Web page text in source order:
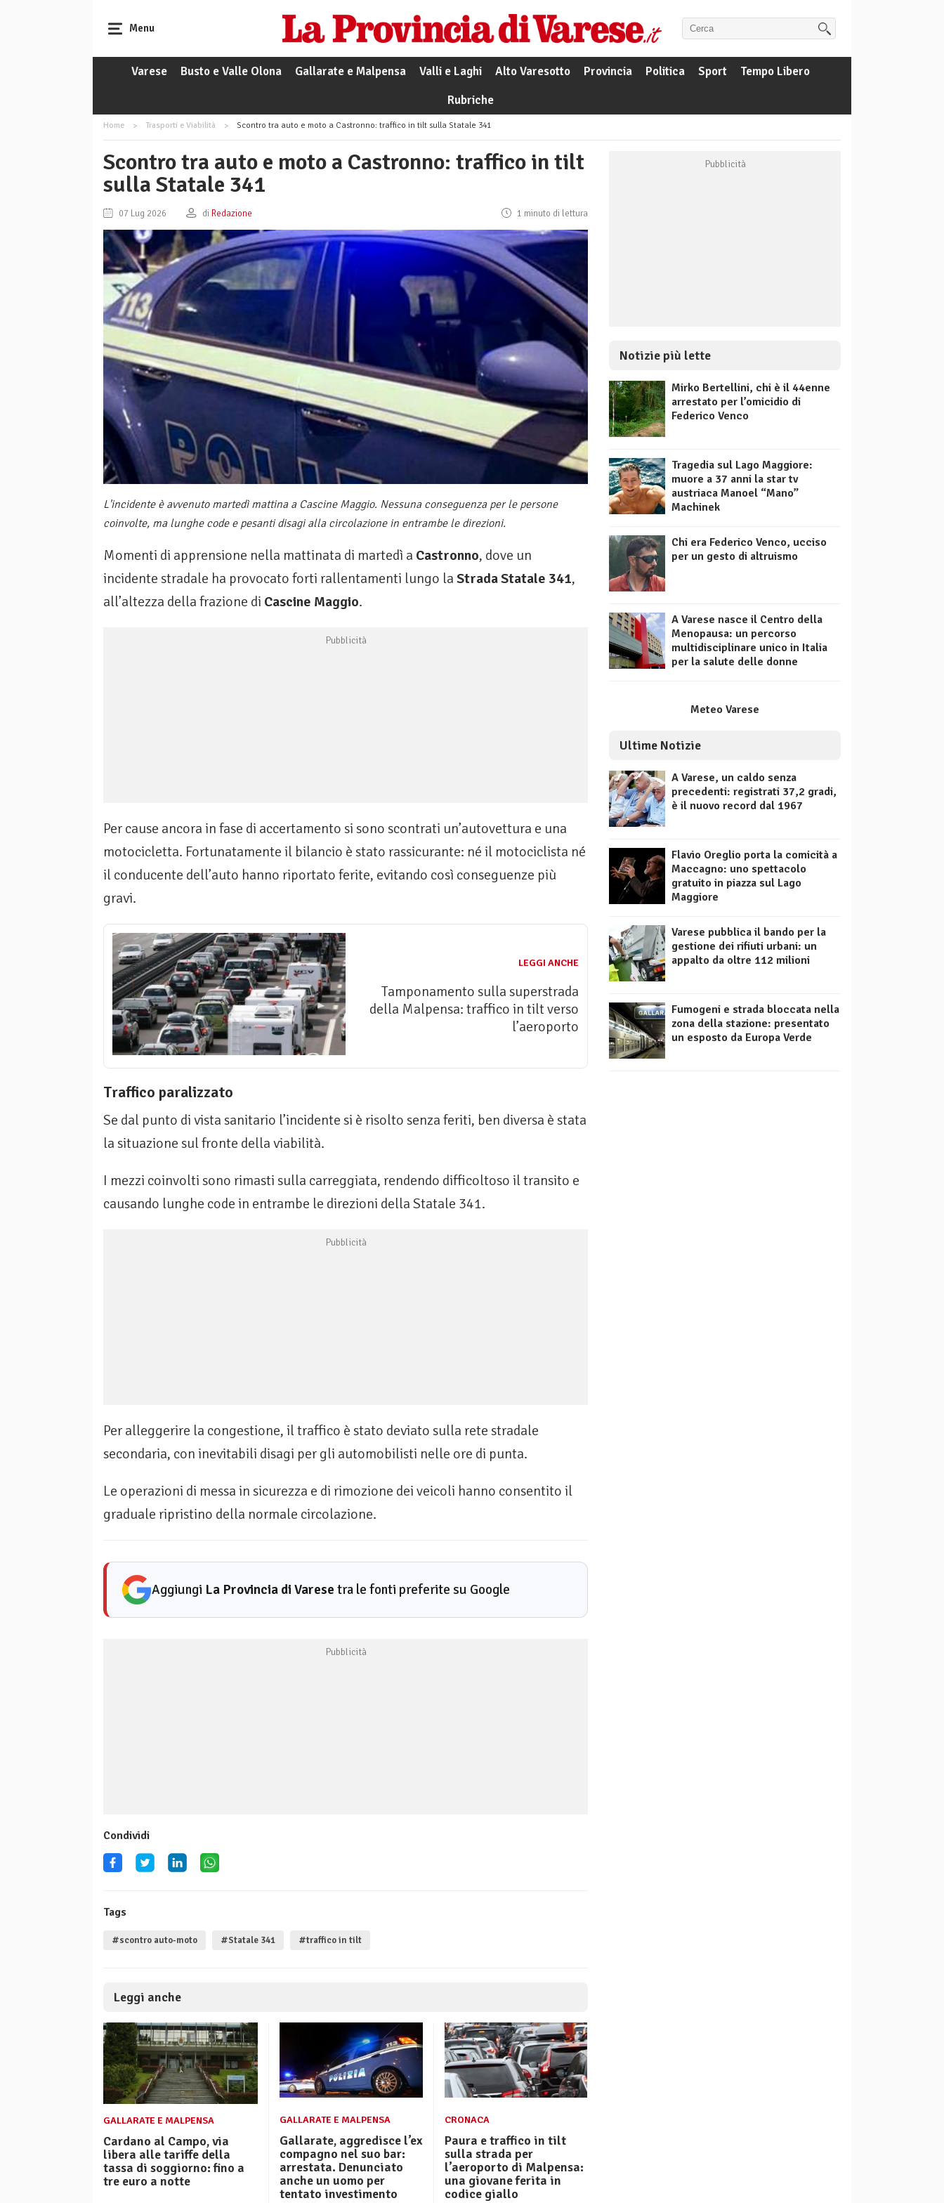
Menu
Varese Busto e Valle Olona Gallarate e Malpensa Valli e Laghi Alto Varesotto Provincia Politica Sport
Tempo Libero
Rubriche
Home Trasporti e Viabilità Scontro tra auto e moto a Castronno: traffico in tilt sulla Statale 341
Scontro tra auto e moto a Castronno: traffico in tilt
sulla Statale 341
07 Lug 2026 di Redazione 1 minuto di lettura
L'incidente è avvenuto martedì mattina a Cascine Maggio. Nessuna conseguenza per le persone
coinvolte, ma lunghe code e pesanti disagi alla circolazione in entrambe le direzioni.
Momenti di apprensione nella mattinata di martedì a Castronno, dove un
incidente stradale ha provocato forti rallentamenti lungo la Strada Statale 341,
all’altezza della frazione di Cascine Maggio.
Per cause ancora in fase di accertamento si sono scontrati un’autovettura e una
motocicletta. Fortunatamente il bilancio è stato rassicurante: né il motociclista né
il conducente dell’auto hanno riportato ferite, evitando così conseguenze più
gravi.
LEGGI ANCHE
Tamponamento sulla superstrada
della Malpensa: traffico in tilt verso
l’aeroporto
Traffico paralizzato
Se dal punto di vista sanitario l’incidente si è risolto senza feriti, ben diversa è stata
la situazione sul fronte della viabilità.
I mezzi coinvolti sono rimasti sulla carreggiata, rendendo difficoltoso il transito e
causando lunghe code in entrambe le direzioni della Statale 341.
Per alleggerire la congestione, il traffico è stato deviato sulla rete stradale
secondaria, con inevitabili disagi per gli automobilisti nelle ore di punta.
Le operazioni di messa in sicurezza e di rimozione dei veicoli hanno consentito il
graduale ripristino della normale circolazione.
Aggiungi La Provincia di Varese tra le fonti preferite su Google
Condividi
Tags
#scontro auto-moto #Statale 341 #traffico in tilt
Leggi anche
GALLARATE E MALPENSA
Cardano al Campo, via
libera alle tariffe della
tassa di soggiorno: fino a
tre euro a notte
GALLARATE E MALPENSA
Gallarate, aggredisce l’ex
compagno nel suo bar:
arrestata. Denunciato
anche un uomo per
tentato investimento
CRONACA
Paura e traffico in tilt
sulla strada per
l’aeroporto di Malpensa:
una giovane ferita in
codice giallo
Notizie più lette
Mirko Bertellini, chi è il 44enne
arrestato per l’omicidio di
Federico Venco
Tragedia sul Lago Maggiore:
muore a 37 anni la star tv
austriaca Manoel “Mano”
Machinek
Chi era Federico Venco, ucciso
per un gesto di altruismo
A Varese nasce il Centro della
Menopausa: un percorso
multidisciplinare unico in Italia
per la salute delle donne
Meteo Varese
Ultime Notizie
A Varese, un caldo senza
precedenti: registrati 37,2 gradi,
è il nuovo record dal 1967
Flavio Oreglio porta la comicità a
Maccagno: uno spettacolo
gratuito in piazza sul Lago
Maggiore
Varese pubblica il bando per la
gestione dei rifiuti urbani: un
appalto da oltre 112 milioni
Fumogeni e strada bloccata nella
zona della stazione: presentato
un esposto da Europa Verde